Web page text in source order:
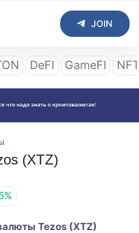
JOIN
DeFI GameFI
(XTZ)
Tezos (XTZ)